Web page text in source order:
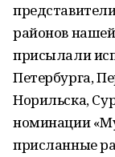
районов
присылали
Петербурга,
Норильска,
номинации
присланные